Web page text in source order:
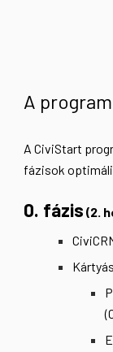
A
A CiviStart
fázisok
0. fázis (2.